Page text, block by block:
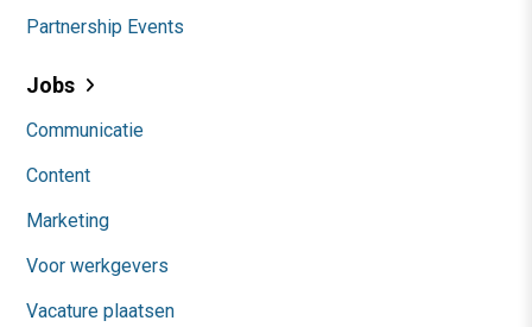
Partnership Events
Jobs
Communicatie
Content
Marketing
Voor werkgevers
Vacature plaatsen